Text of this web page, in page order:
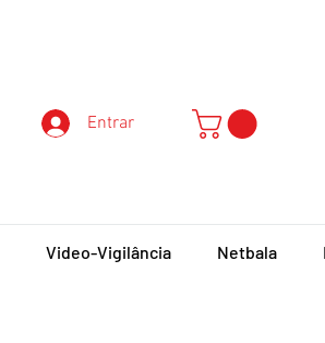
Entrar
Video-Vigilância Netbala